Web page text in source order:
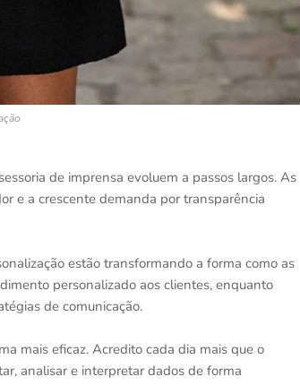
de imprensa evoluem a passos largos. As
e a crescente demanda por transparência
estão transformando a forma como as
personalizado aos clientes, enquanto
de comunicação.
mais eficaz. Acredito cada dia mais que o
analisar e interpretar dados de forma